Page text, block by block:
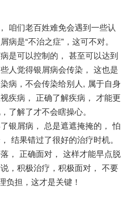
咱们老百姓难免会遇到一些认
病是“不治之症”，这可不对。
是可以控制的， 甚至可以达到
人觉得银屑病会传染， 这也是
病，不会传染给别人, 属于自身
疾病， 正确了解疾病， 才能更
了解了才不会瞎操心。
银屑病， 总是遮遮掩掩的， 怕
结果错过了很好的治疗时机。
， 正确面对， 这样才能早点脱
，积极治疗，积极面对， 不要
负担，这才是关键！